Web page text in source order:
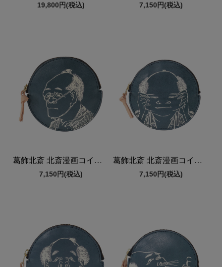
19,800円(税込) 7,150円(税込)
葛飾北斎 北斎漫画コインケース
7,150円(税込)
葛飾北斎 北斎漫画コインケース
7,150円(税込)